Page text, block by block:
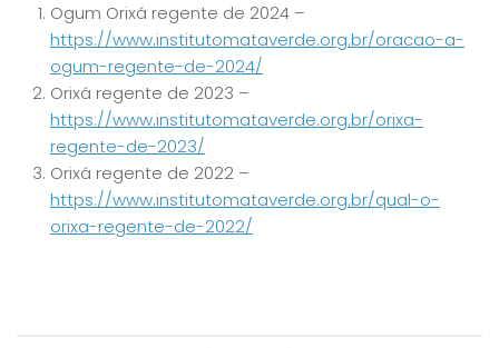
Ogum Orixá regente de 2024 –
https://www.institutomataverde.org.br/oracao-a-
ogum-regente-de-2024/
Orixá regente de 2023 –
https://www.institutomataverde.org.br/orixa-
regente-de-2023/
Orixá regente de 2022 –
https://www.institutomataverde.org.br/qual-o-
orixa-regente-de-2022/